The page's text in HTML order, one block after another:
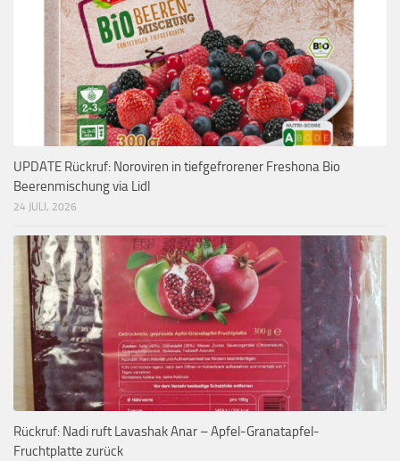
UPDATE Rückruf: Noroviren in tiefgefrorener Freshona Bio
Beerenmischung via Lidl
24 JULI, 2026
Rückruf: Nadi ruft Lavashak Anar – Apfel-Granatapfel-
Fruchtplatte zurück